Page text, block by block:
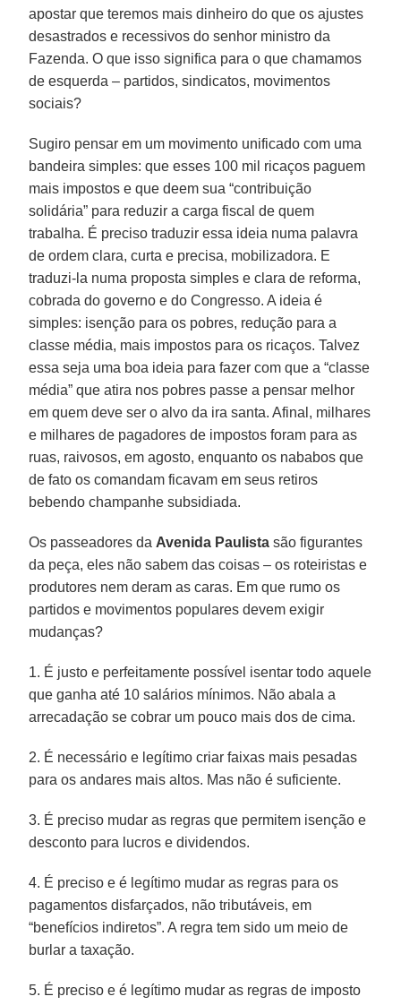
apostar que teremos mais dinheiro do que os ajustes
desastrados e recessivos do senhor ministro da
Fazenda. O que isso significa para o que chamamos
de esquerda – partidos, sindicatos, movimentos
sociais?
Sugiro pensar em um movimento unificado com uma
bandeira simples: que esses 100 mil ricaços paguem
mais impostos e que deem sua “contribuição
solidária” para reduzir a carga fiscal de quem
trabalha. É preciso traduzir essa ideia numa palavra
de ordem clara, curta e precisa, mobilizadora. E
traduzi-la numa proposta simples e clara de reforma,
cobrada do governo e do Congresso. A ideia é
simples: isenção para os pobres, redução para a
classe média, mais impostos para os ricaços. Talvez
essa seja uma boa ideia para fazer com que a “classe
média” que atira nos pobres passe a pensar melhor
em quem deve ser o alvo da ira santa. Afinal, milhares
e milhares de pagadores de impostos foram para as
ruas, raivosos, em agosto, enquanto os nababos que
de fato os comandam ficavam em seus retiros
bebendo champanhe subsidiada.
Os passeadores da Avenida Paulista são figurantes
da peça, eles não sabem das coisas – os roteiristas e
produtores nem deram as caras. Em que rumo os
partidos e movimentos populares devem exigir
mudanças?
1. É justo e perfeitamente possível isentar todo aquele
que ganha até 10 salários mínimos. Não abala a
arrecadação se cobrar um pouco mais dos de cima.
2. É necessário e legítimo criar faixas mais pesadas
para os andares mais altos. Mas não é suficiente.
3. É preciso mudar as regras que permitem isenção e
desconto para lucros e dividendos.
4. É preciso e é legítimo mudar as regras para os
pagamentos disfarçados, não tributáveis, em
“benefícios indiretos”. A regra tem sido um meio de
burlar a taxação.
5. É preciso e é legítimo mudar as regras de imposto